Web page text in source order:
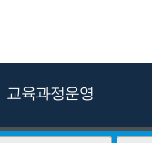
교육과정운영